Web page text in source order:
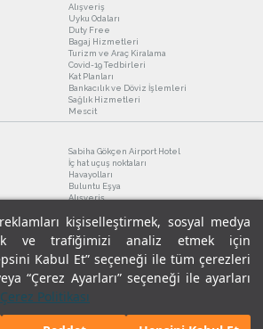
kişiselleştirmek, sosyal medya
ve trafiğimizi analiz etmek için
Kabul Et” seçeneği ile tüm çerezleri
“Çerez Ayarları” seçeneği ile ayarları
Çerez Politikası
Alışveriş
Uyku Odaları
Duty Free
Bagaj Hizmetleri
Turizm ve Araç Kiralama
Covid-19 Tedbirleri
Kat Planları
Bankacılık ve Döviz İşlemleri
Sağlık Hizmetleri
Mescit
Sabiha Gökçen Airport Hotel
İç hat uçuş noktaları
Havayolları
Buluntu Eşya
Alışveriş